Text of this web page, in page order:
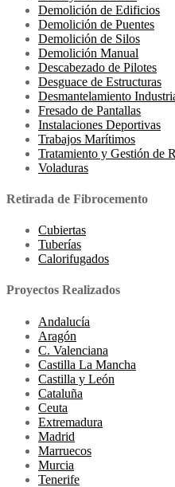
Demolición de Edificios
Demolición de Puentes
Demolición de Silos
Demolición Manual
Descabezado de Pilotes
Desguace de Estructuras
Desmantelamiento
Fresado de Pantallas
Instalaciones Deportivas
Trabajos Marítimos
Tratamiento y Gestión de
Voladuras
Retirada de Fibrocemento
Cubiertas
Tuberías
Calorifugados
Proyectos Realizados
Andalucía
Aragón
C. Valenciana
Castilla La Mancha
Castilla y León
Cataluña
Ceuta
Extremadura
Madrid
Marruecos
Murcia
Tenerife